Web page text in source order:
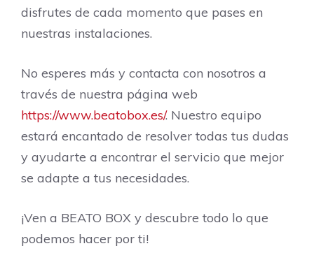
disfrutes de cada momento que pases en
nuestras instalaciones.
No esperes más y contacta con nosotros a
través de nuestra página web
https://www.beatobox.es/. Nuestro equipo
estará encantado de resolver todas tus dudas
y ayudarte a encontrar el servicio que mejor
se adapte a tus necesidades.
¡Ven a BEATO BOX y descubre todo lo que
podemos hacer por ti!